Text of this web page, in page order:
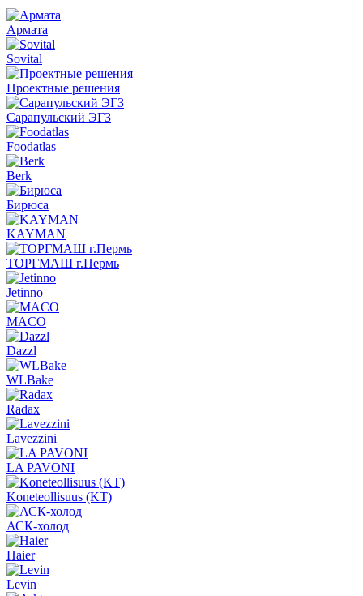
Армата
Sovital
Проектные решения
Сарапульский ЭГЗ
Foodatlas
Berk
Бирюса
KAYMAN
ТОРГМАШ г.Пермь
Jetinno
MACO
Dazzl
WLBake
Radax
Lavezzini
LA PAVONI
Koneteollisuus (KT)
АСК-холод
Haier
Levin